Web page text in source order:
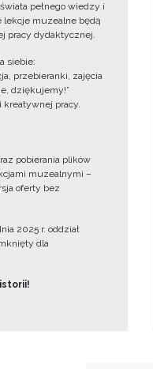
pełnego wiedzy i
lekcje muzealne będą
pracy dydaktycznej.
siebie:
przebieranki, zajęcia
dziękujemy!”
kreatywnej pracy.
pobierania plików
muzealnymi –
oferty bez
2025 r. oddział
dla